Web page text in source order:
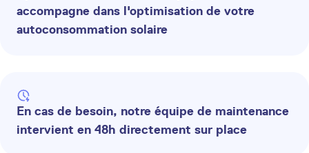
accompagne dans l'optimisation de votre
autoconsommation solaire
En cas de besoin, notre équipe de maintenance
intervient en 48h directement sur place